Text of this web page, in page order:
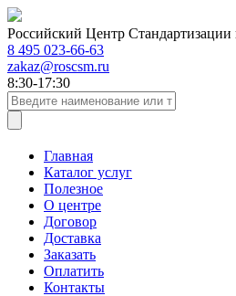
Российский Центр
8 495 023-66-63
zakaz@roscsm.ru
8:30-17:30
Главная
Каталог услуг
Полезное
О центре
Договор
Доставка
Заказать
Оплатить
Контакты